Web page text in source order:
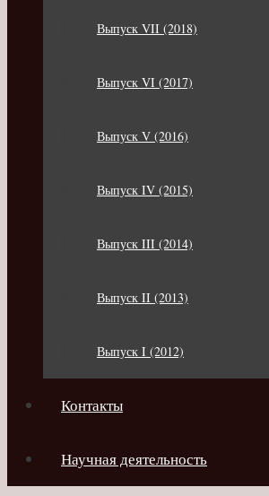
Выпуск VII (2018)
Выпуск VI (2017)
Выпуск V (2016)
Выпуск IV (2015)
Выпуск III (2014)
Выпуск II (2013)
Выпуск I (2012)
Контакты
Научная деятельность